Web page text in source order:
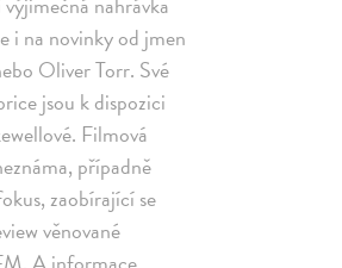
i na novinky od jmen
Oliver Torr. Své
jsou k dispozici
Filmová
případně
zaobírající se
věnované